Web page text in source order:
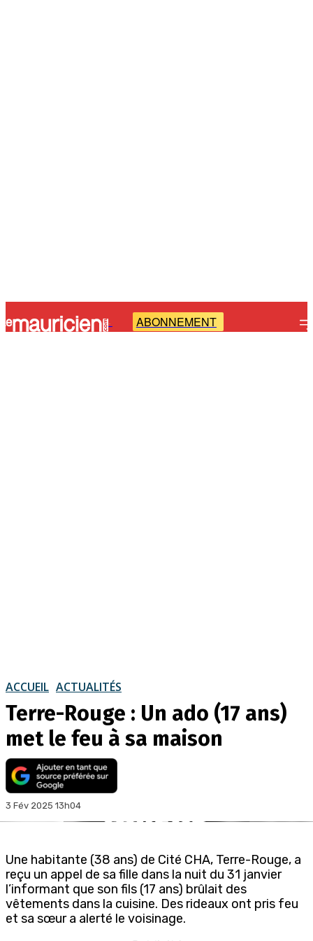
- ABONNEMENT
ACCUEIL ACTUALITÉS
Terre-Rouge : Un ado (17 ans)
met le feu à sa maison
3 Fév 2025 13h04
Une habitante (38 ans) de Cité CHA, Terre-Rouge, a
reçu un appel de sa fille dans la nuit du 31 janvier
l’informant que son fils (17 ans) brûlait des
vêtements dans la cuisine. Des rideaux ont pris feu
et sa sœur a alerté le voisinage.